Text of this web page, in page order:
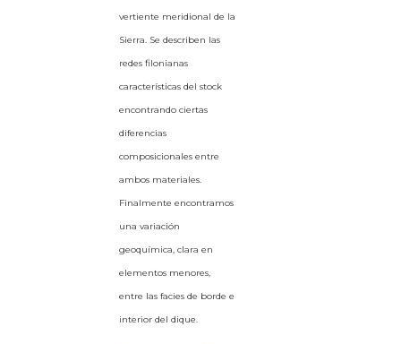
vertiente meridional de la
Sierra. Se describen las
redes filonianas
características del stock
encontrando ciertas
diferencias
composicionales entre
ambos materiales.
Finalmente encontramos
una variación
geoquímica, clara en
elementos menores,
entre las facies de borde e
interior del dique.